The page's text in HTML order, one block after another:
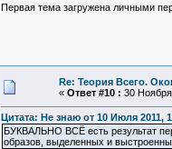
Первая тема загружена личными
Re: Теория Всего.
« Ответ #10 : 30
Цитата: Не знаю от 10 Июля 2011,
БУКВАЛЬНО ВСЁ есть результат
образов, выделенных и